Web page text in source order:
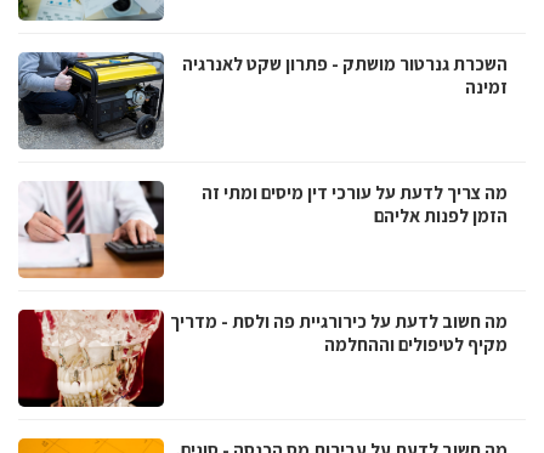
השכרת גנרטור מושתק - פתרון שקט לאנרגיה
זמינה
מה צריך לדעת על עורכי דין מיסים ומתי זה
הזמן לפנות אליהם
מה חשוב לדעת על כירורגיית פה ולסת - מדריך
מקיף לטיפולים וההחלמה